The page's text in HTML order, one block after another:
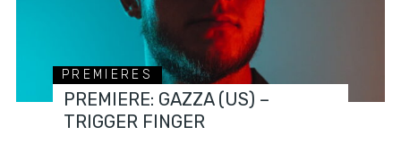
PREMIERES
PREMIERE: GAZZA (US) –
TRIGGER FINGER